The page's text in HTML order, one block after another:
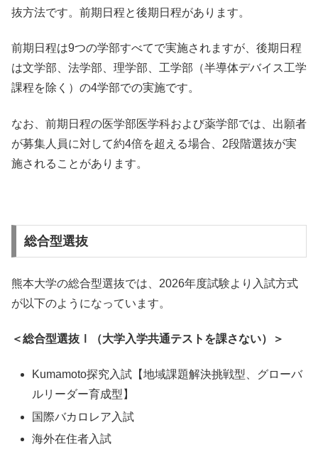
抜方法です。前期日程と後期日程があります。
前期日程は9つの学部すべてで実施されますが、後期日程
は文学部、法学部、理学部、工学部（半導体デバイス工学
課程を除く）の4学部での実施です。
なお、前期日程の医学部医学科および薬学部では、出願者
が募集人員に対して約4倍を超える場合、2段階選抜が実
施されることがあります。
総合型選抜
熊本大学の総合型選抜では、2026年度試験より入試方式
が以下のようになっています。
＜総合型選抜Ⅰ（大学入学共通テストを課さない）＞
Kumamoto探究入試【地域課題解決挑戦型、グローバ
ルリーダー育成型】
国際バカロレア入試
海外在住者入試